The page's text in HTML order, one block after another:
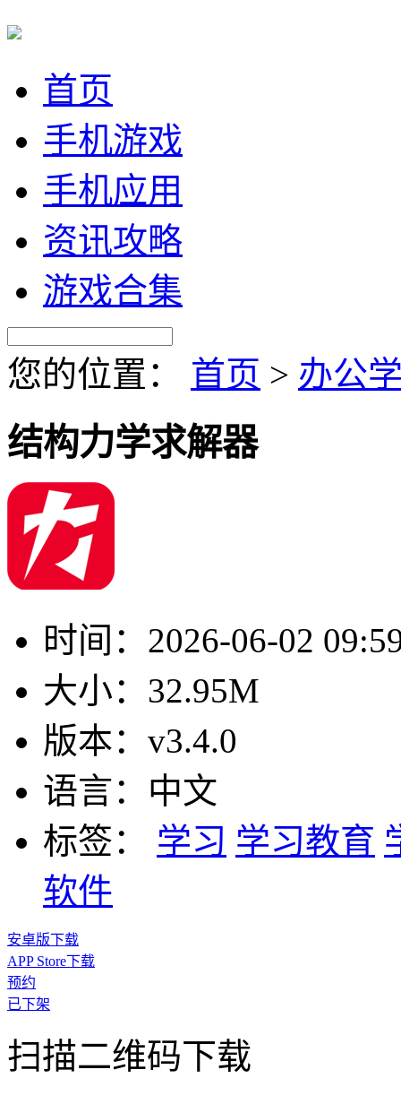
首页
手机游戏
手机应用
资讯攻略
游戏合集
您的位置： 首页 > 办公
结构力学求解器
时间： 2026-06-02
大小： 32.95M
版本： v3.4.0
语言： 中文
标签：
学习 学习教育
软件
安卓版下载
APP Store下载
预约
已下架
扫描二维码下载